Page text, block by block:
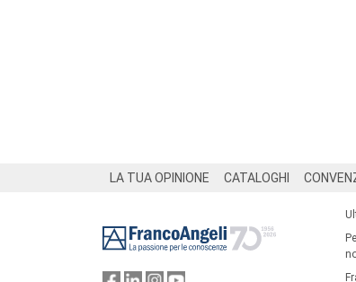
LA TUA OPINIONE CATALOGHI